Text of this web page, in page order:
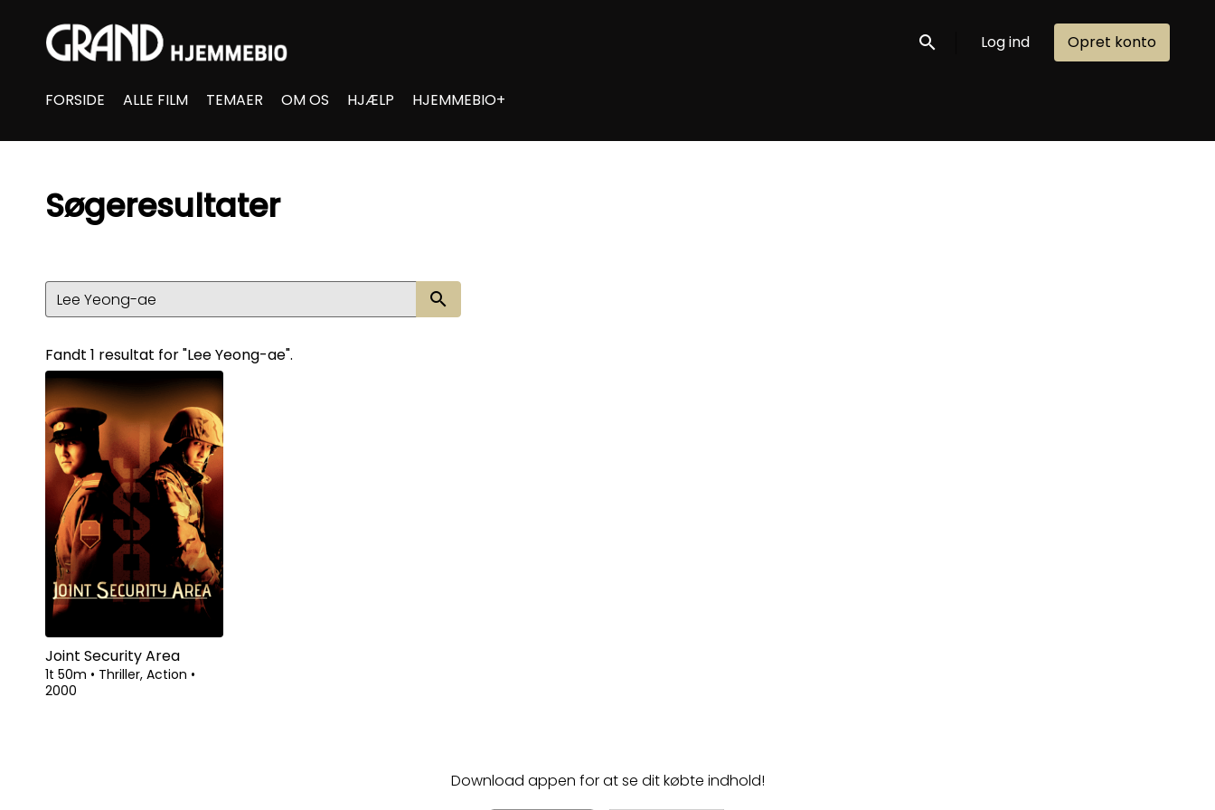
Accessibility Links
Søg nu Log ind Opret konto
FORSIDE ALLE FILM TEMAER OM OS HJÆLP HJEMMEBIO+
Søgeresultater
Søg nu
Fandt 1 resultat for "Lee Yeong-ae".
Joint Security Area
1t 50m • Thriller, Action •
2000
Download appen for at se dit købte indhold!